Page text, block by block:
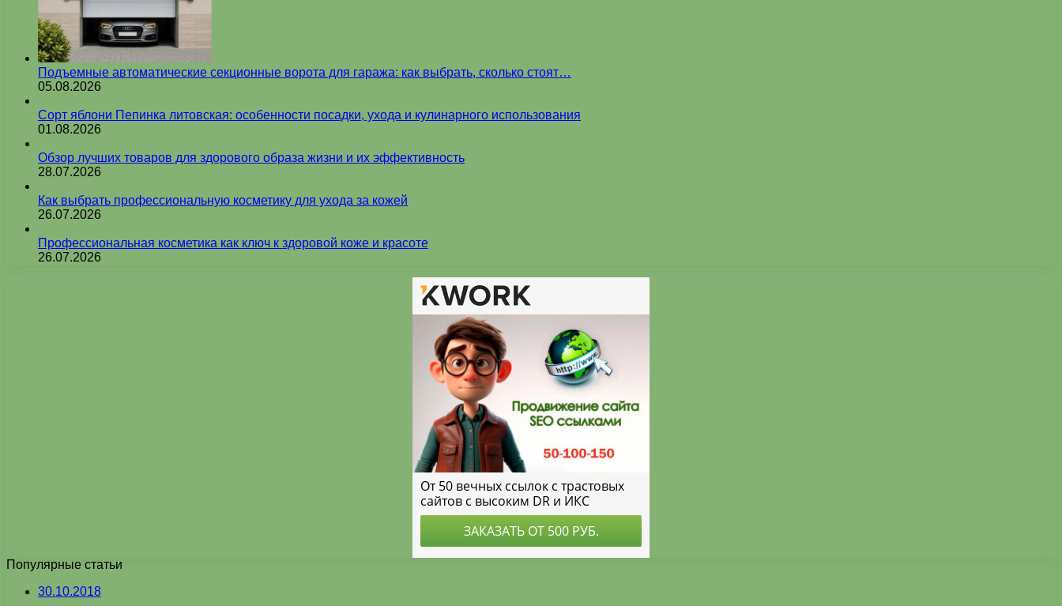
Подъемные автоматические секционные ворота для гаража: как выбрать, сколько стоят…
05.08.2026
Сорт яблони Пепинка литовская: особенности посадки, ухода и кулинарного использования
01.08.2026
Обзор лучших товаров для здорового образа жизни и их эффективность
28.07.2026
Как выбрать профессиональную косметику для ухода за кожей
26.07.2026
Профессиональная косметика как ключ к здоровой коже и красоте
26.07.2026
Популярные статьи
30.10.2018